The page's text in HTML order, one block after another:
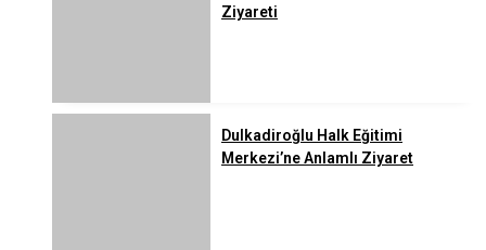
Ziyareti
Dulkadiroğlu Halk Eğitimi
Merkezi’ne Anlamlı Ziyaret